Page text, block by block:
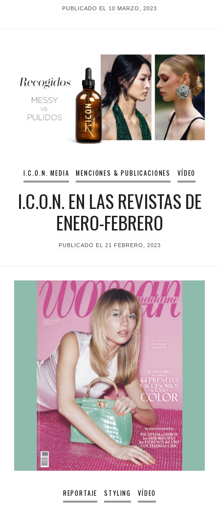
PUBLICADO EL 10 MARZO, 2023
I.C.O.N. MEDIA MENCIONES & PUBLICACIONES VÍDEO
I.C.O.N. EN LAS REVISTAS DE
ENERO-FEBRERO
PUBLICADO EL 21 FEBRERO, 2023
REPORTAJE STYLING VÍDEO